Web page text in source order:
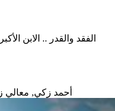
الفقد والقدر .. الابن
| أحمد زكي,